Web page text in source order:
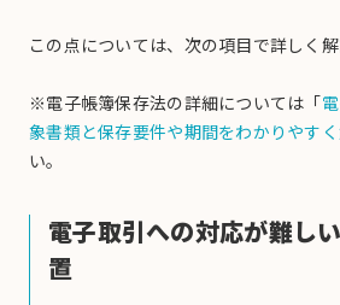
この点については、次の項目で詳しく解
※電子帳簿保存法の詳細については「
象書類と保存要件や期間をわかりやす
い。
電子取引への対応が難し
置